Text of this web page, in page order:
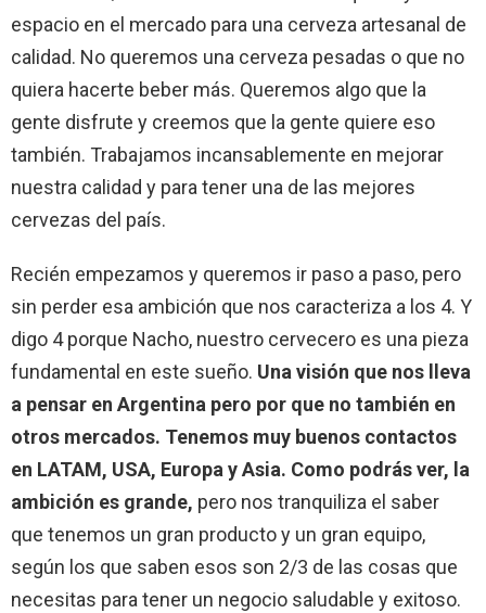
espacio en el mercado para una cerveza artesanal de
calidad. No queremos una cerveza pesadas o que no
quiera hacerte beber más. Queremos algo que la
gente disfrute y creemos que la gente quiere eso
también. Trabajamos incansablemente en mejorar
nuestra calidad y para tener una de las mejores
cervezas del país.
Recién empezamos y queremos ir paso a paso, pero
sin perder esa ambición que nos caracteriza a los 4. Y
digo 4 porque Nacho, nuestro cervecero es una pieza
fundamental en este sueño. Una visión que nos lleva
a pensar en Argentina pero por que no también en
otros mercados. Tenemos muy buenos contactos
en LATAM, USA, Europa y Asia. Como podrás ver, la
ambición es grande, pero nos tranquiliza el saber
que tenemos un gran producto y un gran equipo,
según los que saben esos son 2/3 de las cosas que
necesitas para tener un negocio saludable y exitoso.